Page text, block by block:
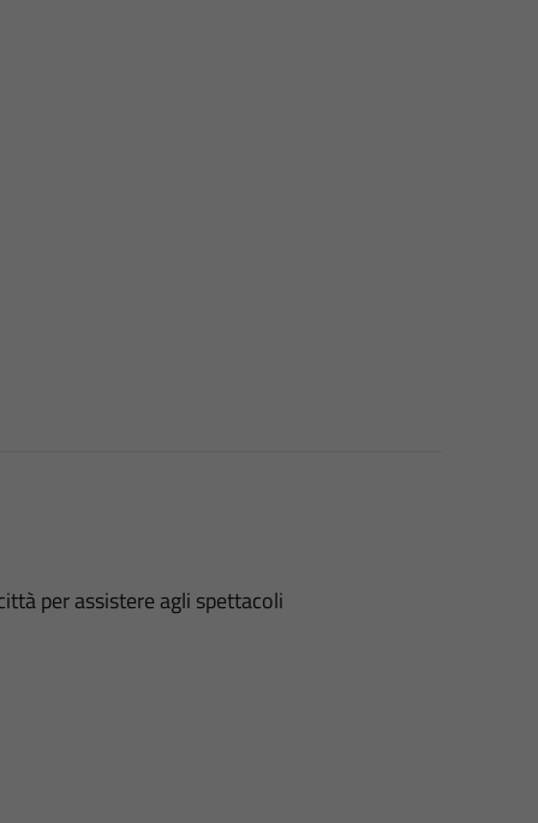
per assistere agli spettacoli